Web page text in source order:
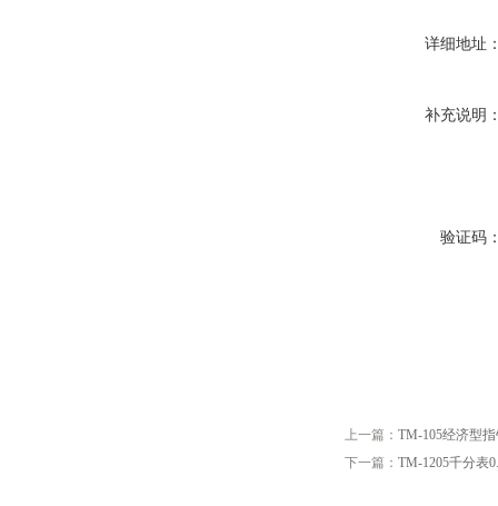
详细地址
补充说明
验证码
上一篇： TM-105经济型
下一篇： TM-1205千分表